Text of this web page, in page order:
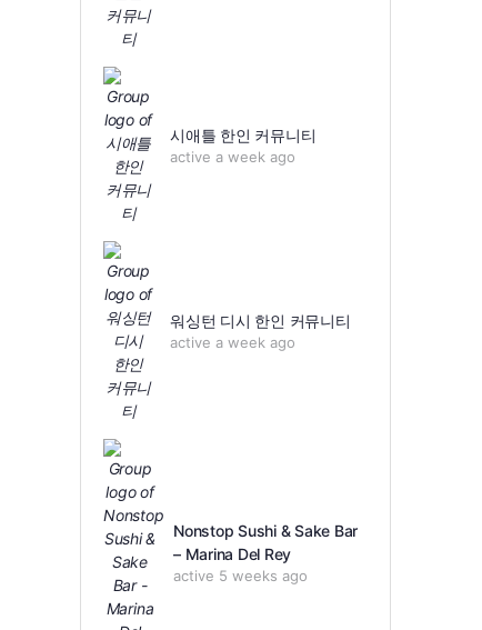
시애틀 한인 커뮤니티
active a week ago
워싱턴 디시 한인 커뮤니티
active a week ago
Nonstop Sushi & Sake Bar
– Marina Del Rey
active 5 weeks ago